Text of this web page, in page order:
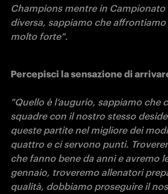
Champions mentre in Campionato
diversa, sappiamo che
molto forte".
Percepisci la sensazione di
"Quello è l’augurio, sappiamo che
squadre con il nostro stesso
queste partite nel migliore dei
quattro e ci servono punti.
che fanno bene da anni e avremo
gennaio, troveremo allenatori
qualità, dobbiamo proseguire il